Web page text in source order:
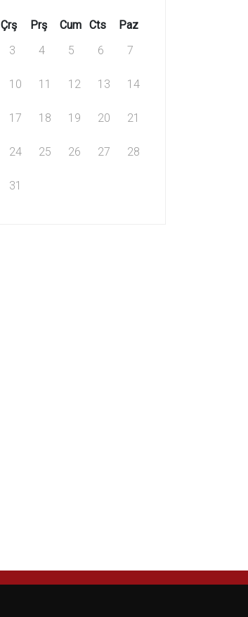
Çrş Prş Cum Cts
Paz
3 4 5 6 7
10 11 12 13 14
17 18 19 20 21
24 25 26 27 28
31